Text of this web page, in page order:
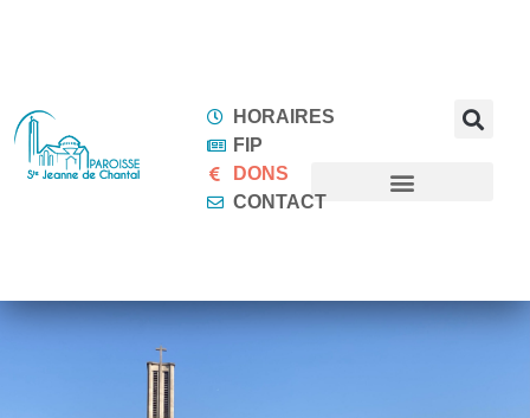
HORAIRES
FIP
DONS
CONTACT